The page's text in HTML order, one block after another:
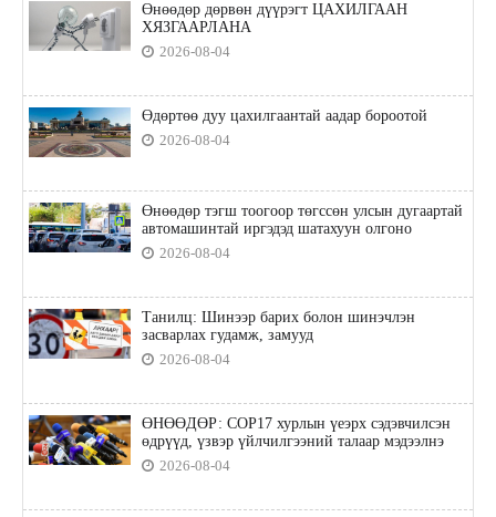
Өнөөдөр дөрвөн дүүрэгт ЦАХИЛГААН
ХЯЗГААРЛАНА
2026-08-04
Өдөртөө дуу цахилгаантай аадар бороотой
2026-08-04
Өнөөдөр тэгш тоогоор төгссөн улсын дугаартай
автомашинтай иргэдэд шатахуун олгоно
2026-08-04
Танилц: Шинээр барих болон шинэчлэн
засварлах гудамж, замууд
2026-08-04
ӨНӨӨДӨР: COP17 хурлын үеэрх сэдэвчилсэн
өдрүүд, үзвэр үйлчилгээний талаар мэдээлнэ
2026-08-04